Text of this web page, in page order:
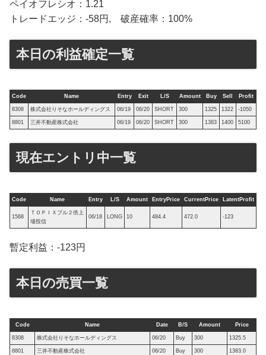
ペイオフレシオ：1.21
トレードエッジ：-58円, 破産確率：100%
本日の利益確定一覧
Code Name Entry Exit L/S Amount Buy Sell Profit
8308 株式会社りそなホールディングス 06/19 06/20 SHORT 300 1325 1322 -1050
8801 三井不動産株式会社 06/19 06/20 SHORT 300 1383 1400 5100
現在エントリ中一覧
Code Name Entry L/S Amount EntryPrice CurrentPrice LatentProfit
1568
ＴＯＰＩＸブル２倍上
場投信
06/18 LONG 10 484.4 472.0 -123
暫定利益：-123円
本日の売買一覧
Code Name Date B/S Amount Price
8308 株式会社りそなホールディングス 06/20 Buy 300 1325.5
8801 三井不動産株式会社 06/20 Buy 300 1383.0